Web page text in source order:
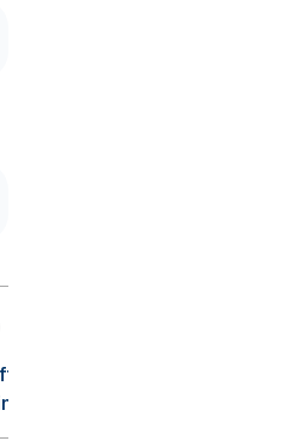
tummansininen Lunch
1/8-taitto